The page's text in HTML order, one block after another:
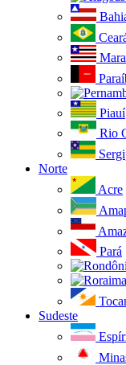
Piauí
Rio
Norte
Acre
Pará
Sudeste